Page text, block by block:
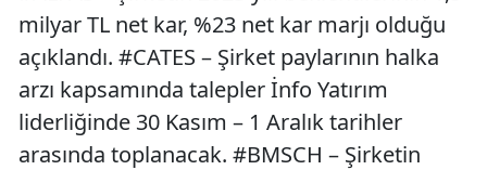
milyar TL net kar, %23 net kar marjı olduğu
açıklandı. #CATES – Şirket paylarının halka
arzı kapsamında talepler İnfo Yatırım
liderliğinde 30 Kasım – 1 Aralık tarihler
arasında toplanacak. #BMSCH – Şirketin